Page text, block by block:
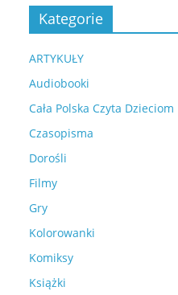
Kategorie
ARTYKUŁY
Audiobooki
Cała Polska Czyta Dzieciom
Czasopisma
Dorośli
Filmy
Gry
Kolorowanki
Komiksy
Książki